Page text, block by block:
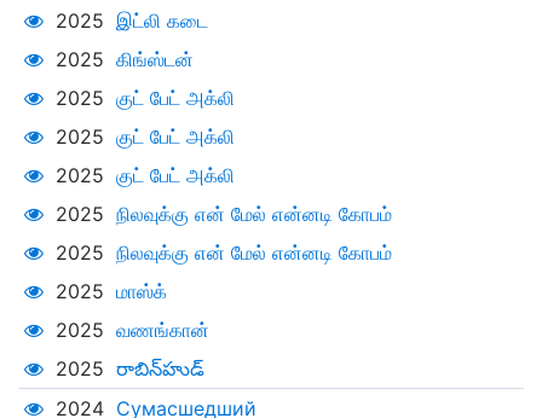
2025 இட்லி கடை
2025 கிங்ஸ்டன்
2025 குட் பேட் அக்லி
2025 குட் பேட் அக்லி
2025 குட் பேட் அக்லி
2025 நிலவுக்கு என் மேல் என்னடி கோபம்
2025 நிலவுக்கு என் மேல் என்னடி கோபம்
2025 மாஸ்க்
2025 வணங்கான்
2025 రాబిన్‌హుడ్
2024 Сумасшедший